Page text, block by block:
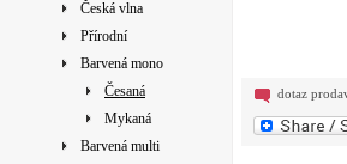
Česká vlna
Přírodní
Barvená mono
Česaná
Mykaná
Barvená multi
dotaz